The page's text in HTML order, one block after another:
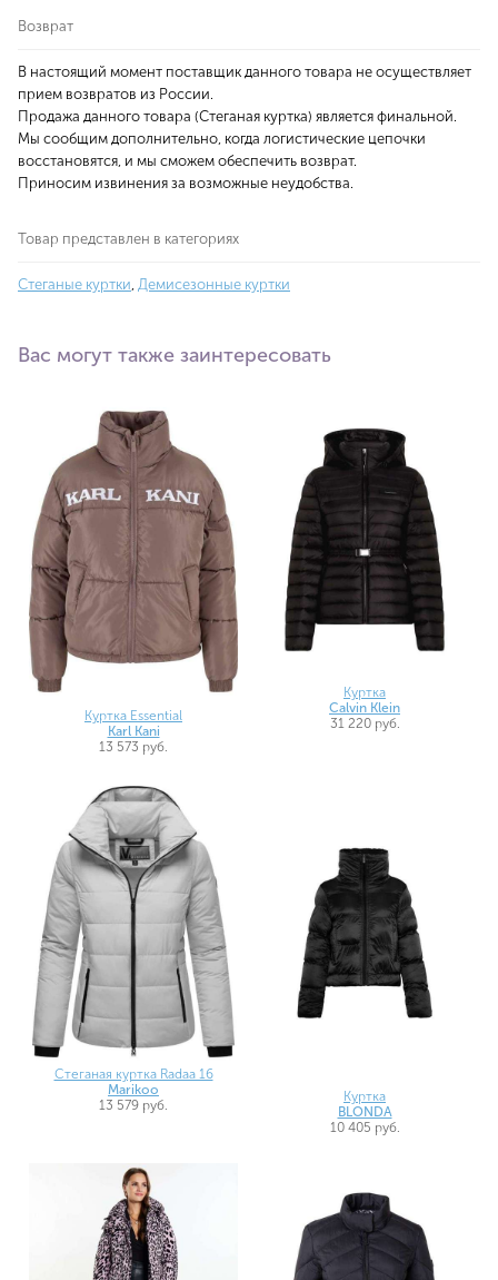
Возврат
В настоящий момент поставщик данного товара не осуществляет
прием возвратов из России.
Продажа данного товара (Стеганая куртка) является финальной.
Мы сообщим дополнительно, когда логистические цепочки
восстановятся, и мы сможем обеспечить возврат.
Приносим извинения за возможные неудобства.
Товар представлен в категориях
Стеганые куртки Демисезонные куртки
Вас могут также заинтересовать
Куртка Essential
Karl Kani
13 573 руб.
Куртка
Calvin Klein
31 220 руб.
Стеганая куртка Radaa 16
Marikoo
13 579 руб.
Куртка
BLONDA
10 405 руб.